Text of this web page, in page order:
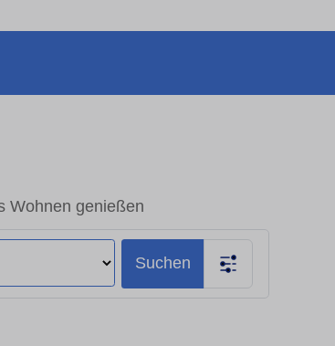
Wohnen genießen
Suchen